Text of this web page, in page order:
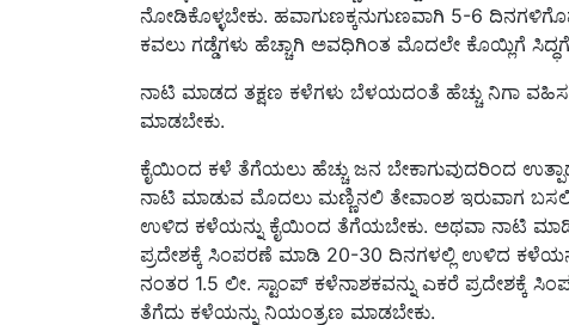
ನೋಡಿಕೊಳ್ಳಬೇಕು. ಹವಾಗುಣಕ್ಕನುಗುಣವಾಗಿ 5-6
ಕವಲು ಗಡ್ಡೆಗಳು ಹೆಚ್ಚಾಗಿ ಅವಧಿಗಿಂತ ಮೊದಲೇ ಕೊಯ್ಲಿಗೆ
ನಾಟಿ ಮಾಡದ ತಕ್ಷಣ ಕಳೆಗಳು ಬೆಳಯದಂತೆ ಹೆಚ್ಚು ನಿಗಾ
ಮಾಡಬೇಕು.
ಕೈಯಿಂದ ಕಳೆ ತೆಗೆಯಲು ಹೆಚ್ಚು ಜನ ಬೇಕಾಗುವುದರಿಂದ
ನಾಟಿ ಮಾಡುವ ಮೊದಲು ಮಣ್ಣಿನಲಿ ತೇವಾಂಶ ಇರುವಾಗ
ಉಳಿದ ಕಳೆಯನ್ನು ಕೈಯಿಂದ ತೆಗೆಯಬೇಕು. ಅಥವಾ ನಾಟಿ
ಪ್ರದೇಶಕ್ಕೆ ಸಿಂಪರಣೆ ಮಾಡಿ 20-30 ದಿನಗಳಲ್ಲಿ ಉಳಿದ
ನಂತರ 1.5 ಲೀ. ಸ್ಟಾಂಪ್ ಕಳೆನಾಶಕವನ್ನು ಎಕರೆ
ತೆಗೆದು ಕಳೆಯನ್ನು ನಿಯಂತ್ರಣ ಮಾಡಬೇಕು.